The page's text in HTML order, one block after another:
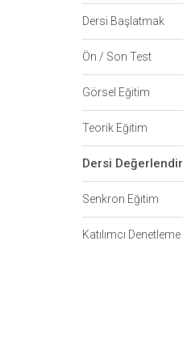
Dersi Başlatmak
Ön / Son Test
Görsel Eğitim
Teorik Eğitim
Dersi Değerlendir
Senkron Eğitim
Katılımcı Denetleme